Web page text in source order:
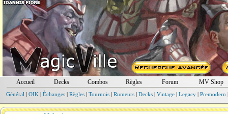
Accueil Decks Combos Règles Forum MV Shop
Général | OIK | Échanges| Règles| Tournois| Rumeurs| Decks| Vintage| Legacy| Premodern